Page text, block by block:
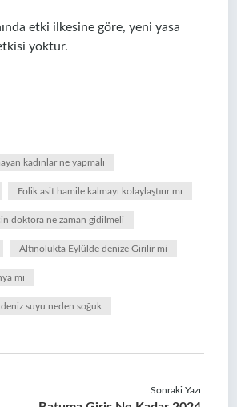
etki ilkesine göre, yeni yasa
yoktur.
kadınlar ne yapmalı
Folik asit hamile kalmayı kolaylaştırır mı
doktora ne zaman gidilmeli
Altınolukta Eylülde denize Girilir mi
mı
suyu neden soğuk
Sonraki Yazı